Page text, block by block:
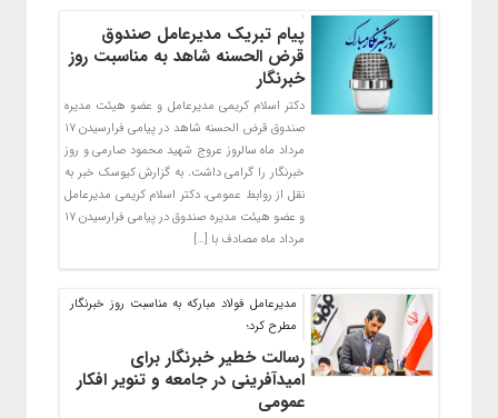
پیام تبریک مدیرعامل صندوق
قرض الحسنه شاهد به مناسبت روز
خبرنگار
دکتر اسلام کریمی مدیرعامل و عضو هیئت مدیره
صندوق قرض الحسنه شاهد در پیامی فرارسیدن ۱۷
مرداد ماه سالروز عروج شهید محمود صارمی و روز
خبرنگار را گرامی داشت. به گزارش کیوسک خبر به
نقل از روابط عمومی، دکتر اسلام کریمی مدیرعامل
و عضو هیئت مدیره صندوق در پیامی فرارسیدن ۱۷
مرداد ماه مصادف با […]
مدیرعامل فولاد مبارکه به مناسبت روز خبرنگار
مطرح کرد؛
رسالت خطیر خبرنگار برای
امیدآفرینی در جامعه و تنویر افکار
عمومی